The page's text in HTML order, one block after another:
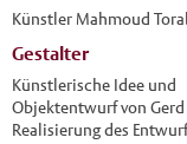
Künstler Mahmoud
Gestalter
Künstlerische Idee und
Objektentwurf von Gerd
Realisierung des